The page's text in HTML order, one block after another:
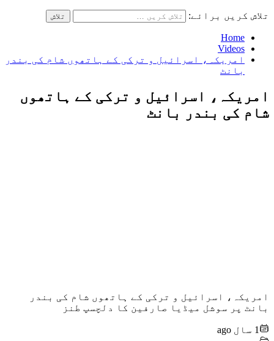
تلاش کریں برائے:
Home
Videos
امریکہ، اسرائیل و ترکی کے ہاتھوں شام کی بندر
بانٹ
امریکہ، اسرائیل و ترکی کے ہاتھوں
شام کی بندر بانٹ
امریکہ، اسرائیل و ترکی کے ہاتھوں شام کی بندر
بانٹ پر سوشل میڈیا صارفین کا دلچسپ طنز
1 سال ago